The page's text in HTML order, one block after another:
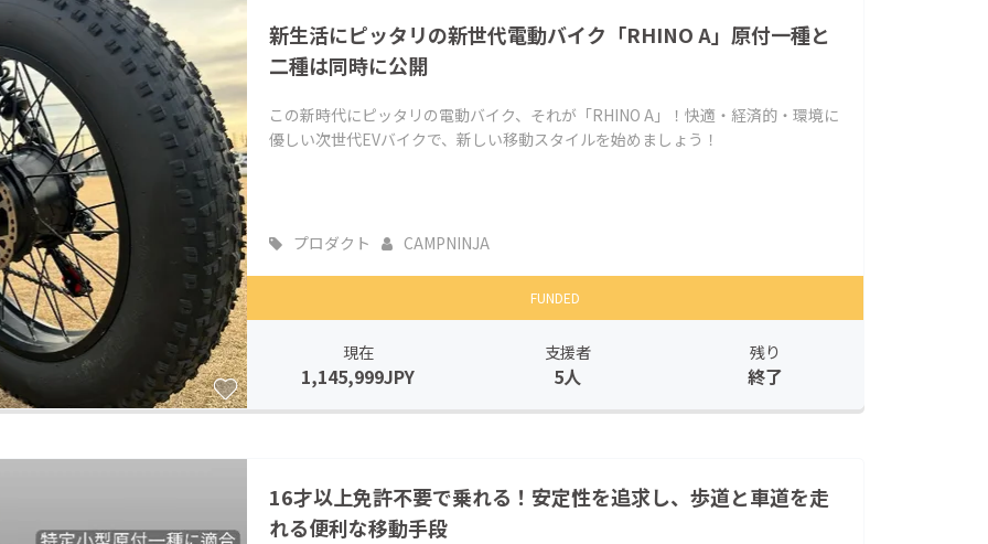
CAMPFIREふるさと納税
新生活にピッタリの新世代電動バイク「RHINO A」原付一種と
二種は同時に公開
この新時代にピッタリの電動バイク、それが「RHINO A」！快適・経済的・環境に
優しい次世代EVバイクで、新しい移動スタイルを始めましょう！
プロダクト CAMPNINJA
FUNDED
現在
1,145,999JPY
支援者
5人
残り
終了
16才以上免許不要で乗れる！安定性を追求し、歩道と車道を走
れる便利な移動手段